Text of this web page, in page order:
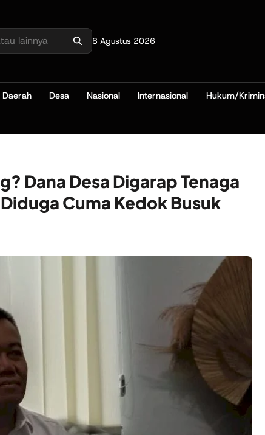
8 Agustus 2026
Daerah Desa Nasional Internasional Hukum/
Dana Desa Digarap Tenaga
Cuma Kedok Busuk